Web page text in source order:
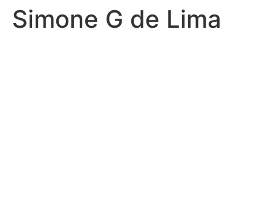
Simone G de Lima